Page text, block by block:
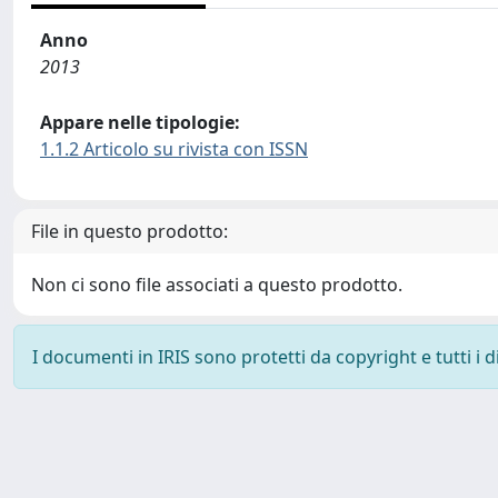
Anno
2013
Appare nelle tipologie:
1.1.2 Articolo su rivista con ISSN
File in questo prodotto:
Non ci sono file associati a questo prodotto.
I documenti in IRIS sono protetti da copyright e tutti i